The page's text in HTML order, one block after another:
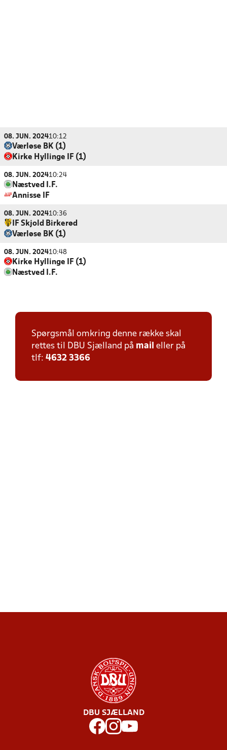
08. JUN. 202410:12
Værløse BK (1)
Kirke Hyllinge IF (1)
08. JUN. 202410:24
Næstved I.F.
Annisse IF
08. JUN. 202410:36
IF Skjold Birkerød
Værløse BK (1)
08. JUN. 202410:48
Kirke Hyllinge IF (1)
Næstved I.F.
Spørgsmål omkring denne række skal
rettes til DBU Sjælland på mail eller på
tlf: 4632 3366
DBU SJÆLLAND